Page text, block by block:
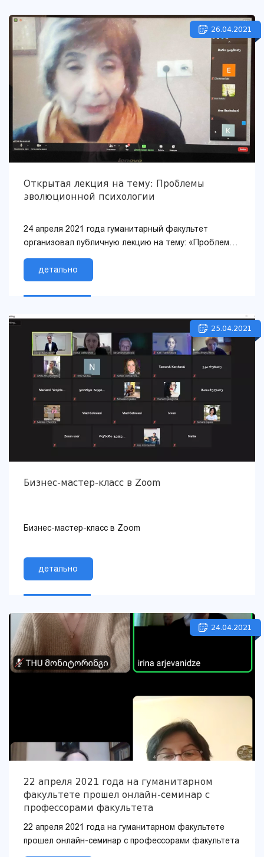
26.04.2021
Открытая лекция на тему: Проблемы
эволюционной психологии
24 апреля 2021 года гуманитарный факультет
организовал публичную лекцию на тему: «Проблемы
эволюционной психологии» через плат...
детально
25.04.2021
Бизнес-мастер-класс в Zoom
Бизнес-мастер-класс в Zoom
детально
24.04.2021
22 апреля 2021 года на гуманитарном
факультете прошел онлайн-семинар с
профессорами факультета
22 апреля 2021 года на гуманитарном факультете
прошел онлайн-семинар с профессорами факультета